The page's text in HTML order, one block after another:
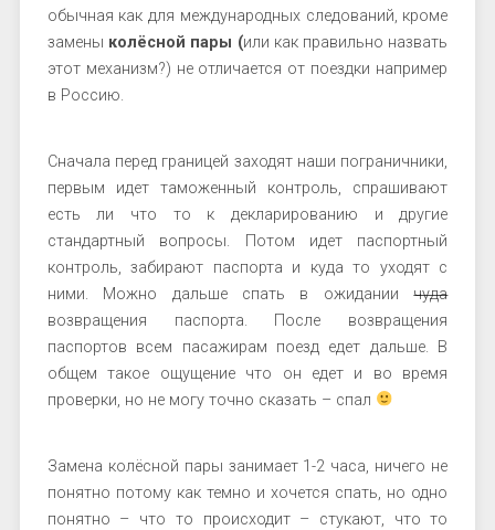
обычная как для международных следований, кроме
замены колёсной пары (или как правильно назвать
этот механизм?) не отличается от поездки например
в Россию.
Сначала перед границей заходят наши пограничники,
первым идет таможенный контроль, спрашивают
есть ли что то к декларированию и другие
стандартный вопросы. Потом идет паспортный
контроль, забирают паспорта и куда то уходят с
ними. Можно дальше спать в ожиданиичуда
возвращения паспорта. После возвращения
паспортов всем пасажирам поезд едет дальше. В
общем такое ощущение что он едет и во время
проверки, но не могу точно сказать – спал
Замена колёсной пары занимает 1-2 часа, ничего не
понятно потому как темно и хочется спать, но одно
понятно – что то происходит – стукают, что то